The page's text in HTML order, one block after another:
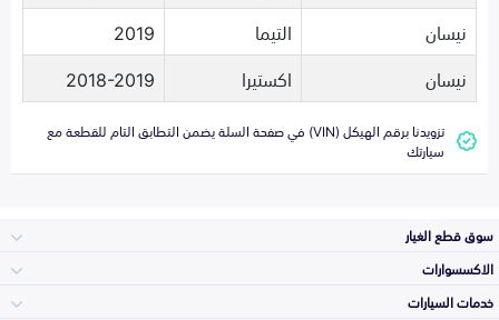
نيسان
التيما
2019
نيسان
اكستيرا 2018-2019
تزويدنا برقم الهيكل (VIN) في صفحة السلة يضمن التطابق التام للقطعة مع
سيارتك
سوق قطع الغيار
الاكسسوارات
خدمات السيارات